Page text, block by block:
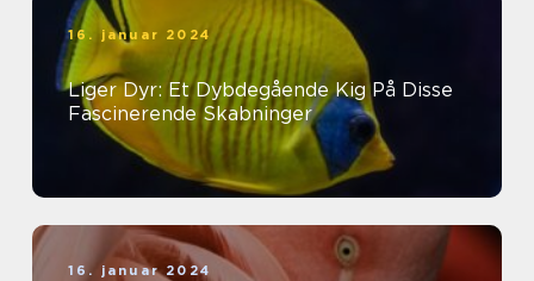
16. januar 2024
Liger Dyr: Et Dybdegående Kig På Disse
Fascinerende Skabninger
16. januar 2024